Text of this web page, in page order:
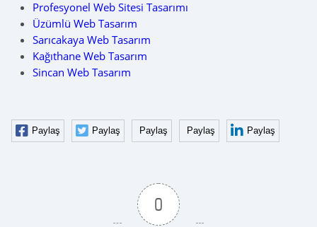
Profesyonel Web Sitesi Tasarımı
Üzümlü Web Tasarım
Sarıcakaya Web Tasarım
Kağıthane Web Tasarım
Sincan Web Tasarım
Paylaş Paylaş Paylaş Paylaş Paylaş
0